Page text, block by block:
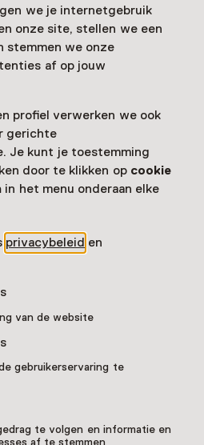
we je internetgebruik
onze site, stellen we een
stemmen we onze
af op jouw
profiel verwerken we ook
gerichte
Je kunt je toestemming
door te klikken op cookie
in het menu onderaan elke
privacybeleid en
van de website
gebruikerservaring te
te volgen en informatie en
af te stemmen